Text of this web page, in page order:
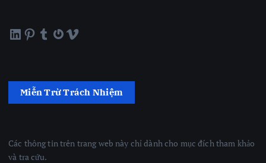
LinkedIn Pinterest Tumblr Gravatar Vimeo
Miễn Trừ Trách Nhiệm
Các thông tin trên trang web này chỉ dành cho mục đích tham khảo
và tra cứu.